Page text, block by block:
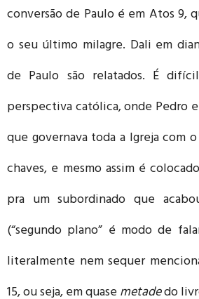
conversão de Paulo é em Atos 9,
o seu último milagre. Dali em
de Paulo são relatados. É
perspectiva católica, onde Pedro
que governava toda a Igreja com
chaves, e mesmo assim é
pra um subordinado que
(“segundo plano” é modo de
literalmente nem sequer
15, ou seja, em quasemetadedo